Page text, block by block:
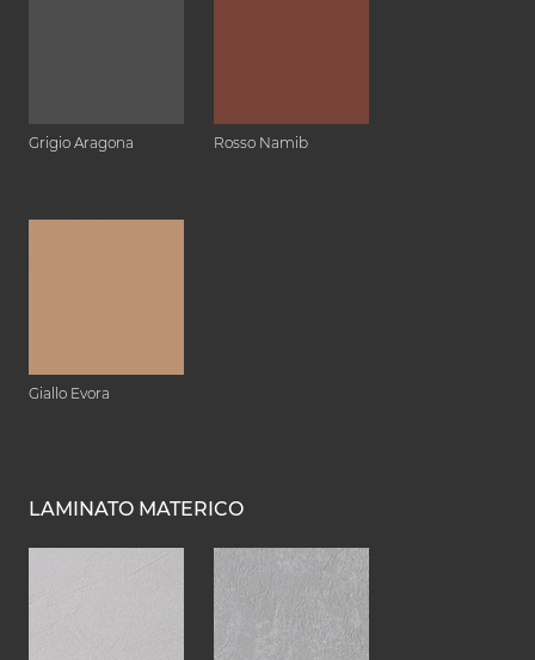
Grigio Aragona Rosso Namib
Giallo Evora
LAMINATO MATERICO